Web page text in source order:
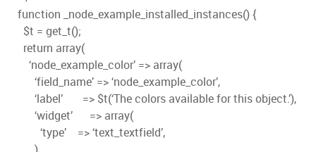
function _node_example_installed_instances() {
$t = get_t();
return array(
‘node_example_color’ => array(
‘field_name’ => ‘node_example_color’,
‘label’ => $t(‘The colors available for this object.’),
‘widget’ => array(
‘type’ => ‘text_textfield’,